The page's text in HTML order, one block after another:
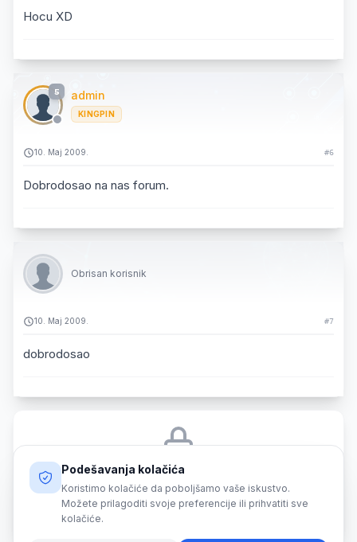
Hocu XD
5 admin
KINGPIN
10. Maj 2009. #6
Dobrodosao na nas forum.
Obrisan korisnik
10. Maj 2009. #7
dobrodosao
Morate biti prijavljeni da biste odgovorili na ovu temu.
Prijava
Podešavanja kolačića
Koristimo kolačiće da poboljšamo vaše iskustvo.
Možete prilagoditi svoje preferencije ili prihvatiti sve
kolačiće.